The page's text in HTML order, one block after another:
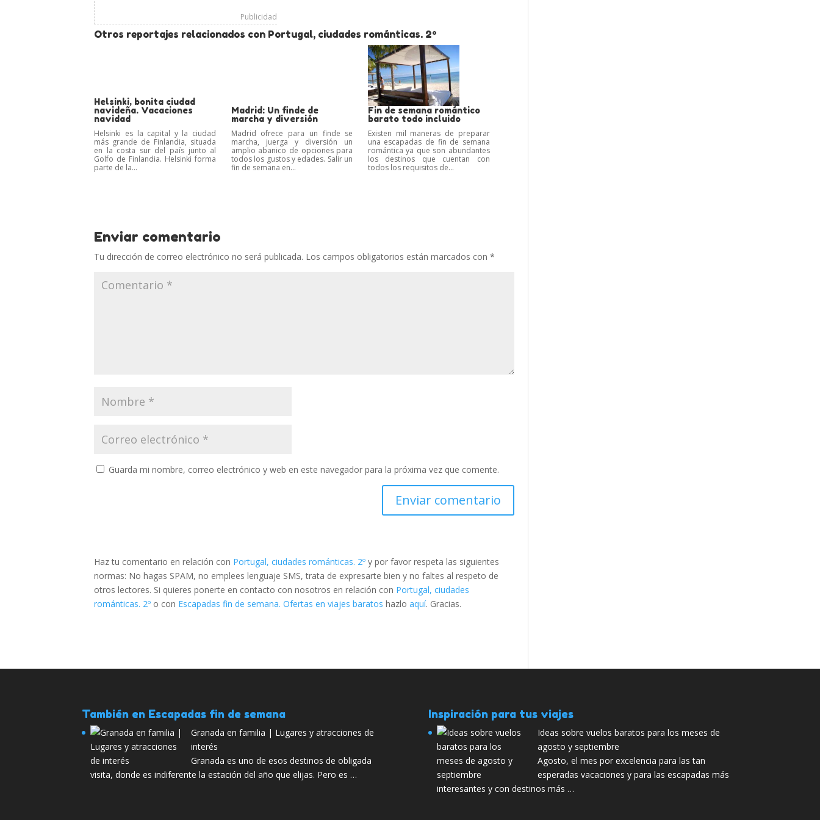
Publicidad
Otros reportajes relacionados con Portugal, ciudades románticas. 2º
Helsinki, bonita ciudad
navideña. Vacaciones
navidad
Helsinki es la capital y la ciudad
más grande de Finlandia, situada
en la costa sur del país junto al
Golfo de Finlandia. Helsinki forma
parte de la...
Madrid: Un finde de
marcha y diversión
Madrid ofrece para un finde se
marcha, juerga y diversión un
amplio abanico de opciones para
todos los gustos y edades. Salir un
fin de semana en...
Fin de semana romántico
barato todo incluido
Existen mil maneras de preparar
una escapadas de fin de semana
romántica ya que son abundantes
los destinos que cuentan con
todos los requisitos de...
Enviar comentario
Tu dirección de correo electrónico no será publicada. Los campos obligatorios están marcados con*
Guarda mi nombre, correo electrónico y web en este navegador para la próxima vez que comente.
Haz tu comentario en relación con Portugal, ciudades románticas. 2º y por favor respeta las siguientes
normas: No hagas SPAM, no emplees lenguaje SMS, trata de expresarte bien y no faltes al respeto de
otros lectores. Si quieres ponerte en contacto con nosotros en relación con Portugal, ciudades
románticas. 2º o con Escapadas fin de semana. Ofertas en viajes baratos hazloaquí. Gracias.
También en Escapadas fin de semana
Granada en familia | Lugares y atracciones de
interés
Granada es uno de esos destinos de obligada
visita, donde es indiferente la estación del año que elijas. Pero es …
Inspiración para tus viajes
Ideas sobre vuelos baratos para los meses de
agosto y septiembre
Agosto, el mes por excelencia para las tan
esperadas vacaciones y para las escapadas más
interesantes y con destinos más …